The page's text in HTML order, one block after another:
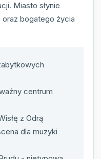
Miasto słynie
bogatego życia
centrum
z Odrą
dla muzyki